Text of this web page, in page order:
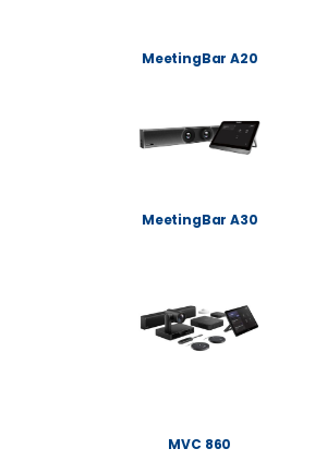
MeetingBar A20
MeetingBar A30
MVC 860